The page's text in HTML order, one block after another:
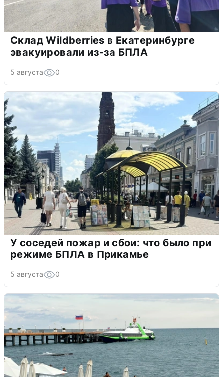
Склад Wildberries в Екатеринбурге
эвакуировали из-за БПЛА
5 августа 0
У соседей пожар и сбои: что было при
режиме БПЛА в Прикамье
5 августа 0